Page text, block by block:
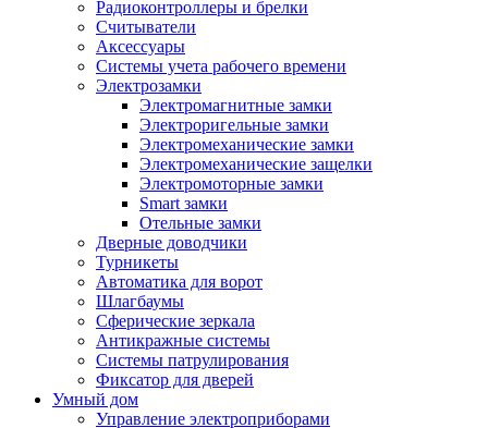
Радиоконтроллеры и брелки
Считыватели
Аксессуары
Системы учета рабочего времени
Электрозамки
Электромагнитные замки
Электроригельные замки
Электромеханические замки
Электромеханические защелки
Электромоторные замки
Smart замки
Отельные замки
Дверные доводчики
Турникеты
Автоматика для ворот
Шлагбаумы
Сферические зеркала
Антикражные системы
Системы патрулирования
Фиксатор для дверей
Умный дом
Управление электроприборами